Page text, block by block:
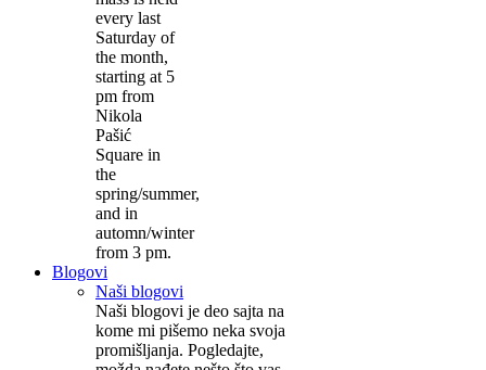
every last
Saturday of
the month,
starting at 5
pm from
Nikola
Pašić
Square in
the
spring/summer,
and in
automn/winter
from 3 pm.
Blogovi
Naši blogovi
Naši blogovi je deo sajta na
kome mi pišemo neka svoja
promišljanja. Pogledajte,